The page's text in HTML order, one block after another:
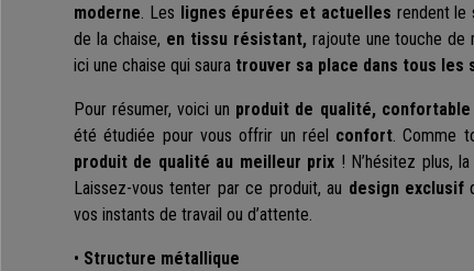
moderne. Les lignes épurées et actuelles rendent le
de la chaise, en tissu résistant, rajoute une touche de
ici une chaise qui saura trouver sa place dans tous les
Pour résumer, voici un produit de qualité,
été étudiée pour vous offrir un réel confort. Comme
produit de qualité au meilleur prix ! N’hésitez plus,
Laissez-vous tenter par ce produit, au design exclusif
vos instants de travail ou d’attente.
• Structure métallique